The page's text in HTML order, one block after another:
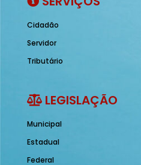
Cidadão
Servidor
Tributário
LEGISLAÇÃO
Municipal
Estadual
Federal